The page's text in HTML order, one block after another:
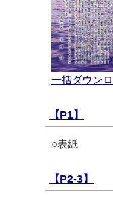
一括ダウン
【P1】
○表紙
【P2-3】